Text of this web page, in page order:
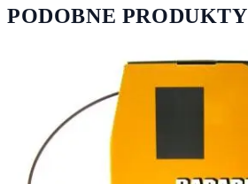
PODOBNE PRODUKTY